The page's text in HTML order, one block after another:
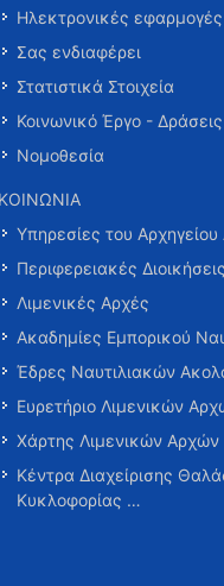
Ηλεκτρονικές εφαρμογές
Σας ενδιαφέρει
Στατιστικά Στοιχεία
Κοινωνικό Έργο - Δράσεις
Νομοθεσία
Υπηρεσίες του
Περιφερειακές
Λιμενικές Αρχές
Ακαδημίες Εμπορικού
Έδρες Ναυτιλιακών
Ευρετήριο Λιμενικών
Χάρτης Λιμενικών Αρχών
Κέντρα Διαχείρισης
Κυκλοφορίας …